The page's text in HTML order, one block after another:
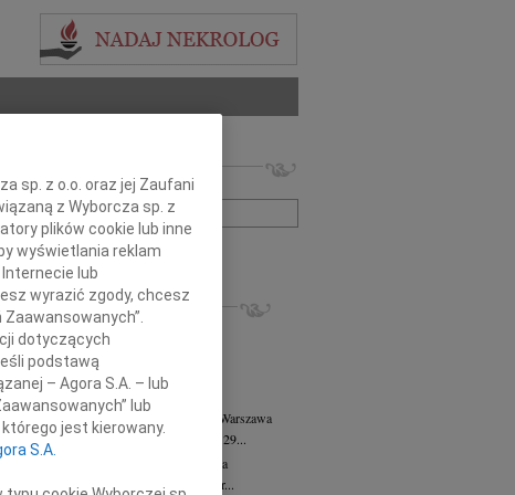
lub numer ogłoszenia:
+ szukanie zaawansowane
Warszawa
Wydziału dr hab. Julii Kubisie,...
Warszawa
kochanej i dzielnej Marylce Butruk...
Tadeusz Duniec
Warszawa
wielkim żalem przyjęliśmy wiadomość, że 29...
Kościelska
Warszawa
dniu 3 sierpnia 2026 roku zmarła Profesor...
sp. z o.o. oraz jej Zaufani
z Wyborcza sp. z
plików cookie lub inne
wyświetlania reklam
lub
wyrazić zgody, chcesz
dotyczących
podstawą
– Agora S.A. – lub
lub
jest kierowany.
S.A.